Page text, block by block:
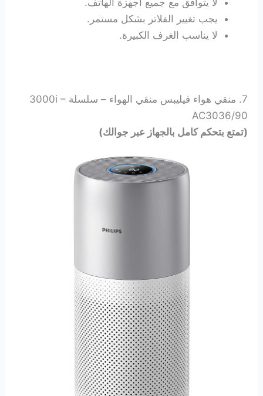
لا يتوافق مع جميع أجهزة الهاتف.
يجب تغيير الفلاتر بشكل مستمر.
لا يناسب الغرف الكبيرة.
7. منقي هواء فيليبس منقي الهواء – سلسلة 3000i –
AC3036/90
(تمتع بتحكم كامل بالجهاز عبر جوالك)